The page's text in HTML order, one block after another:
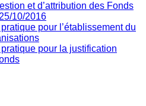
et d’attribution des Fonds
10/2016
pour l’établissement du
pour la justification